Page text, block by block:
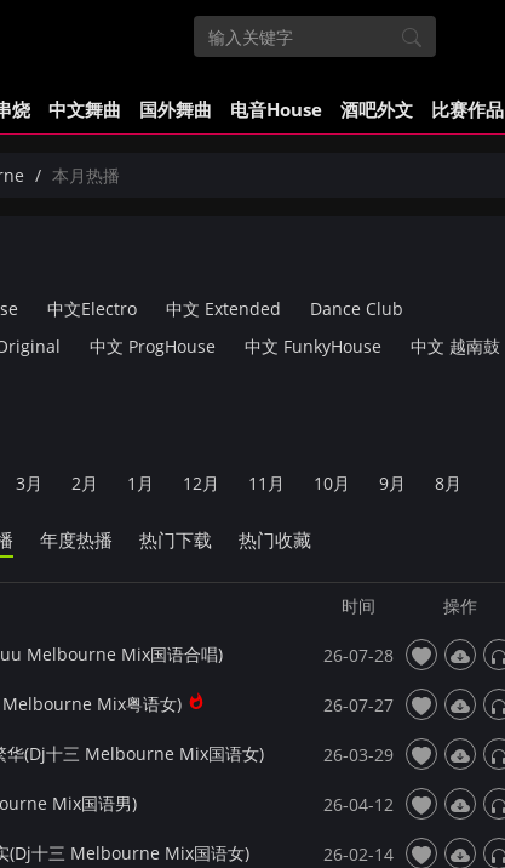
烧 中文舞曲 国外舞曲 电音House 酒吧外文 比赛作品
本月热播
中文Electro 中文 Extended
Dance Club
中文 ProgHouse 中文 FunkyHouse
中文 越南鼓
3月 2月 1月 12月 11月 10月 9月 8月
年度热播 热门下载 热门收藏
时间 操作
Melbourne Mix国语合唱) 26-07-28
Melbourne Mix粤语女) 26-07-27
华(Dj十三 Melbourne Mix国语女) 26-03-29
Mix国语男) 26-04-12
(Dj十三 Melbourne Mix国语女) 26-02-14